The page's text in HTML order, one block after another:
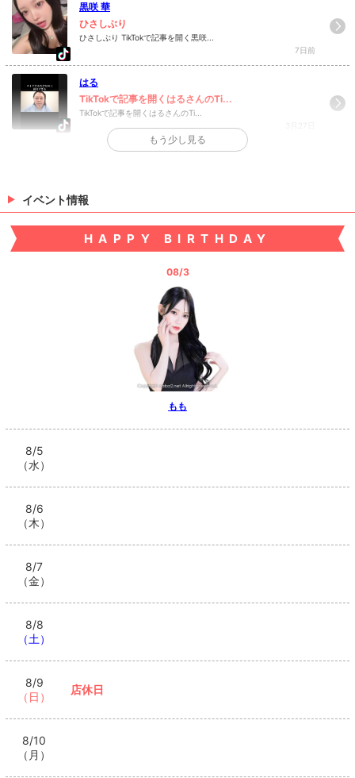
（06/10 17:00）
黒咲 華
ひさしぶり
ひさしぶり TikTokで記事を開く黒咲...
7日前
はる
TikTokで記事を開くはるさんのTi...
TikTokで記事を開くはるさんのTi...
もう少し見る
イベント情報
HAPPY BIRTHDAY
08/3
もも
8/5
（水）
8/6
（木）
8/7
（金）
8/8
（土）
8/9
（日）
店休日
8/10
（月）